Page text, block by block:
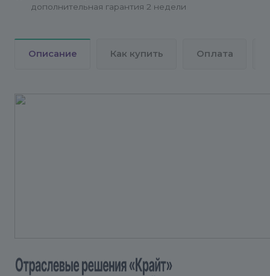
нажимаем кнопку «Установить»
дополнительная гарантия 2 недели
Описание Как купить Оплата